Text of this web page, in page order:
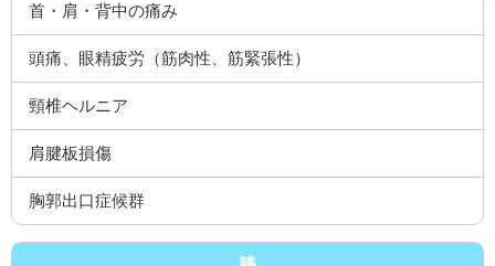
首・肩・背中の痛み
頭痛、眼精疲労（筋肉性、筋緊張性）
頸椎ヘルニア
肩腱板損傷
胸郭出口症候群